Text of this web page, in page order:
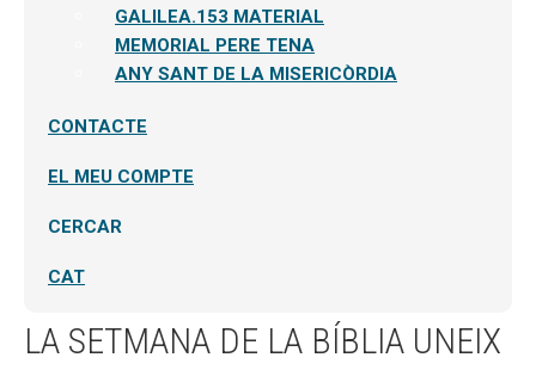
GALILEA.153 MATERIAL
MEMORIAL PERE TENA
ANY SANT DE LA MISERICÒRDIA
CONTACTE
EL MEU COMPTE
CERCAR
CAT
LA SETMANA DE LA BÍBLIA UNEIX